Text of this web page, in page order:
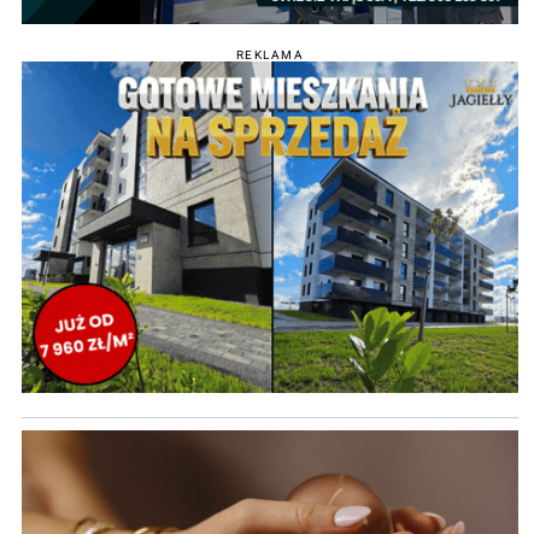
REKLAMA